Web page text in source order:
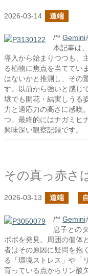
2026-03-14 道端
/** Gemini
本記事は
導入から始まりつつも、
る植物に焦点を当ててい
はないかと推測し、その
す。以前から強いと感じ
壌でも開花・結実しうる
力と適応力の高さに感嘆
つ、最終的にはナガミヒ
興味深い観察記録です。
その真っ赤さ
2026-03-13 道端
/** Gemini
息子との
ポポを発見。周囲の個体
者はその原因に疑問を抱
る「環境ストレス」や「
育っている点からリン酸